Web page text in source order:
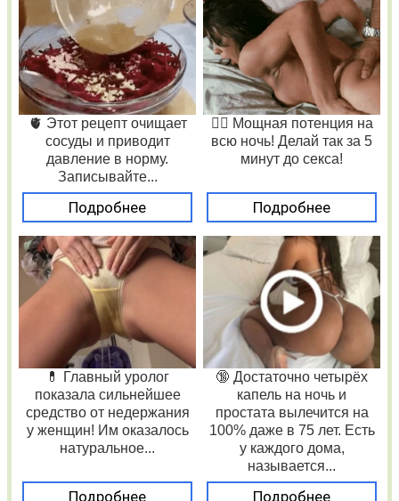
🫀 Этот рецепт очищает
сосуды и приводит
давление в норму.
Записывайте...
Подробнее
❤️‍🔥 Мощная потенция на
всю ночь! Делай так за 5
минут до секса!
Подробнее
💊 Главный уролог
показала сильнейшее
средство от недержания
у женщин! Им оказалось
натуральное...
Подробнее
🔞 Достаточно четырёх
капель на ночь и
простата вылечится на
100% даже в 75 лет. Есть
у каждого дома,
называется...
Подробнее